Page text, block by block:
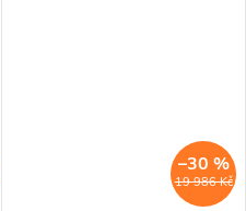
19 986 Kč
–30 %